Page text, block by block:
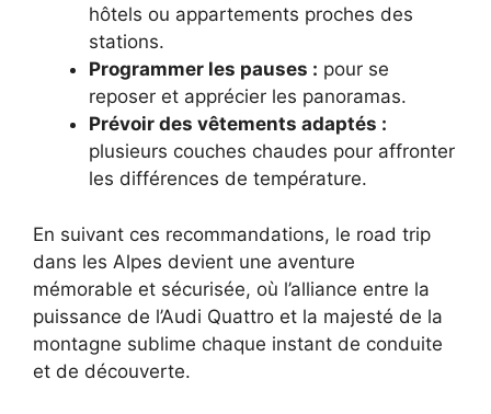
hôtels ou appartements proches des
stations.
Programmer les pauses : pour se
reposer et apprécier les panoramas.
Prévoir des vêtements adaptés :
plusieurs couches chaudes pour affronter
les différences de température.
En suivant ces recommandations, le road trip
dans les Alpes devient une aventure
mémorable et sécurisée, où l’alliance entre la
puissance de l’Audi Quattro et la majesté de la
montagne sublime chaque instant de conduite
et de découverte.